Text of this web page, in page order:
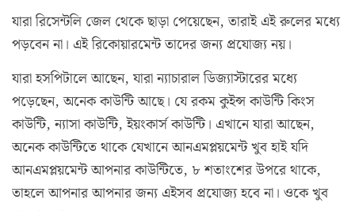
যারা রিসেন্টলি জেল থেকে ছাড়া পেয়েছেন, তারাই এই রুলের মধ্যে
পড়বেন না। এই রিকোয়ারমেন্ট তাদের জন্য প্রযোজ্য নয়।
যারা হসপিটালে আছেন, যারা ন্যাচারাল ডিজ্যাস্টারের মধ্যে
পড়েছেন, অনেক কাউন্টি আছে। যে রকম কুইন্স কাউন্টি কিংস
কাউন্টি, ন্যাসা কাউন্টি, ইয়ংকার্স কাউন্টি। এখানে যারা আছেন,
অনেক কাউন্টিতে থাকে যেখানে আনএমপ্লয়মেন্ট খুব হাই যদি
আনএমপ্লয়মেন্ট আপনার কাউন্টিতে, ৮ শতাংশের উপরে থাকে,
তাহলে আপনার আপনার জন্য এইসব প্রযোজ্য হবে না। ওকে খুব